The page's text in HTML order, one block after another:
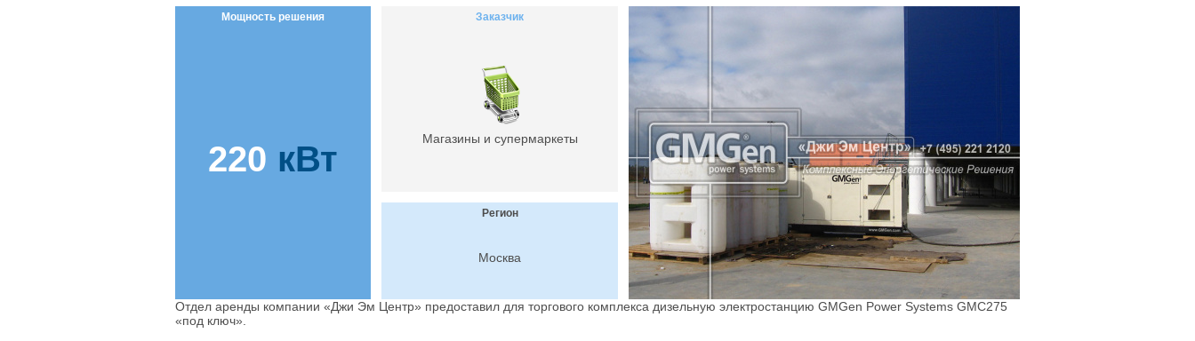
Мощность решения
220 кВт
Заказчик
Магазины и супермаркеты
Регион
Москва
Отдел аренды компании «Джи Эм Центр» предоставил для торгового комплекса дизельную электростанцию GMGen Power Systems GMC275
«под ключ».